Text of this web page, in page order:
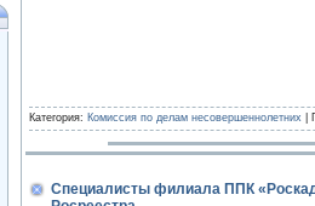
Категория: Комиссия по делам несовершеннолетних |
Специалисты филиала ППК